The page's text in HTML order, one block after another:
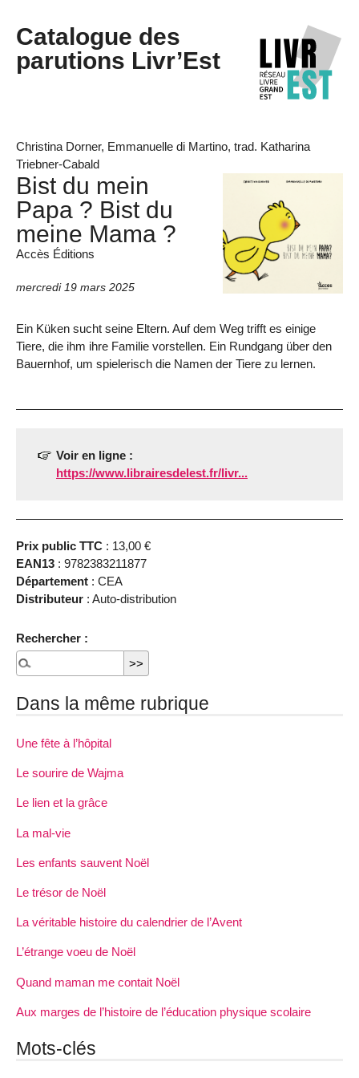
Catalogue des
parutions Livr’Est
Christina Dorner, Emmanuelle di Martino, trad. Katharina
Triebner-Cabald
Bist du mein
Papa ? Bist du
meine Mama ?
Accès Éditions
mercredi 19 mars 2025
Ein Küken sucht seine Eltern. Auf dem Weg trifft es einige
Tiere, die ihm ihre Familie vorstellen. Ein Rundgang über den
Bauernhof, um spielerisch die Namen der Tiere zu lernen.
Voir en ligne :
https://www.librairesdelest.fr/livr...
Prix public TTC : 13,00 €
EAN13 : 9782383211877
Département : CEA
Distributeur : Auto-distribution
Rechercher :
Dans la même rubrique
Une fête à l’hôpital
Le sourire de Wajma
Le lien et la grâce
La mal-vie
Les enfants sauvent Noël
Le trésor de Noël
La véritable histoire du calendrier de l’Avent
L’étrange voeu de Noël
Quand maman me contait Noël
Aux marges de l’histoire de l’éducation physique scolaire
Mots-clés